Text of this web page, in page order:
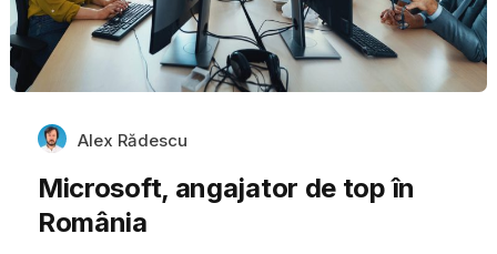
Alex Rădescu
Microsoft, angajator de top în
România